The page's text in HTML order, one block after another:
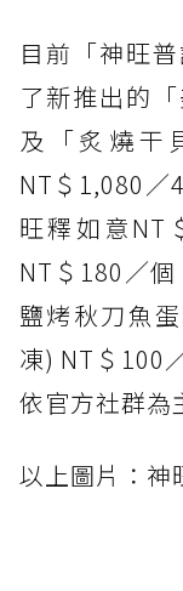
目前「神旺
了新推出的
及「炙燒干
NT＄1,080／
旺釋如意NT
NT＄180／
鹽烤秋刀魚
凍) NT＄100
依官方社群為
以上圖片：神